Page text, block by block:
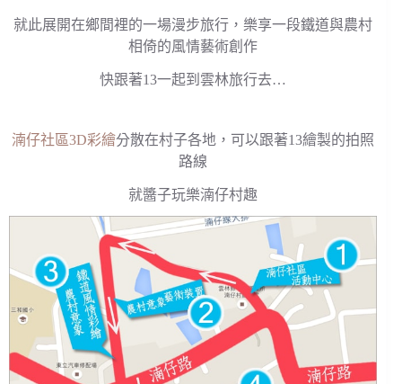
就此展開在鄉間裡的一場漫步旅行，樂享一段鐵道與農村
相倚的風情藝術創作
快跟著13一起到雲林旅行去…
湳仔社區3D彩繪分散在村子各地，可以跟著13繪製的拍照
路線
就醬子玩樂湳仔村趣